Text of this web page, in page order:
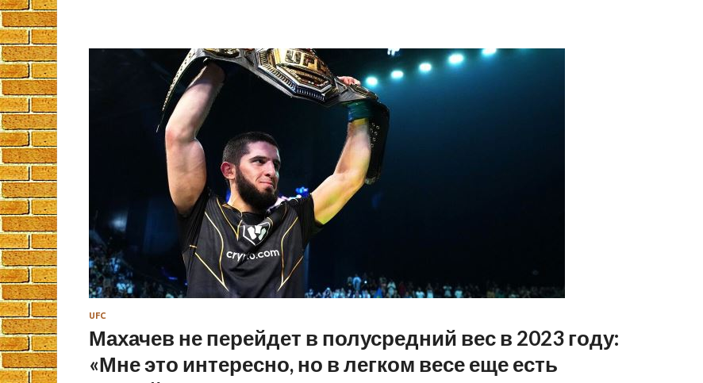
UFC
Махачев не перейдет в полусредний вес в 2023 году:
«Мне это интересно, но в легком весе еще есть